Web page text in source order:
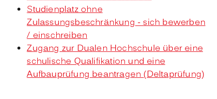
Studienplatz ohne
Zulassungsbeschränkung - sich bewerben
/ einschreiben
Zugang zur Dualen Hochschule über eine
schulische Qualifikation und eine
Aufbauprüfung beantragen (Deltaprüfung)